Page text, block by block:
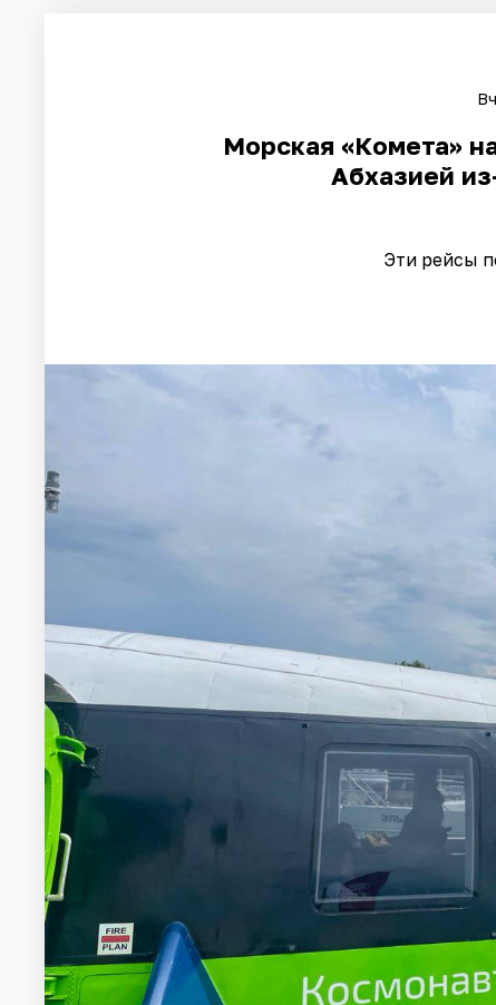
Морская «Комета»
Абхазией
Эти рейсы